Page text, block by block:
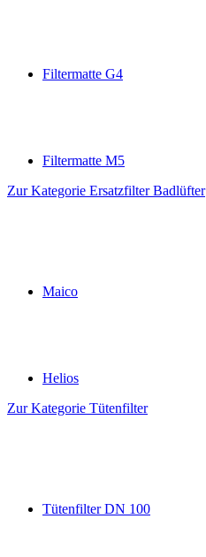
Filtermatte G4
Filtermatte M5
Zur Kategorie Ersatzfilter Badlüfter
Maico
Helios
Zur Kategorie Tütenfilter
Tütenfilter DN 100